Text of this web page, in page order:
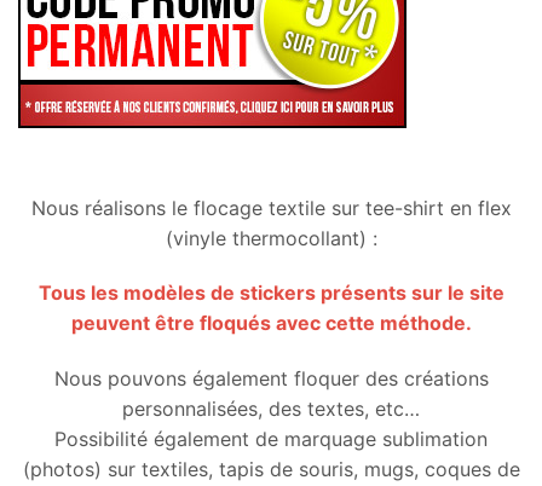
Nous réalisons le flocage textile sur tee-shirt en flex
(vinyle thermocollant) :
Tous les modèles de stickers présents sur le site
peuvent être floqués avec cette méthode.
Nous pouvons également floquer des créations
personnalisées, des textes, etc…
Possibilité également de marquage sublimation
(photos) sur textiles, tapis de souris, mugs, coques de